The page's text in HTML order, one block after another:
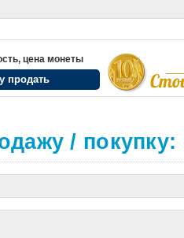
цена монеты
продать
/ покупку: